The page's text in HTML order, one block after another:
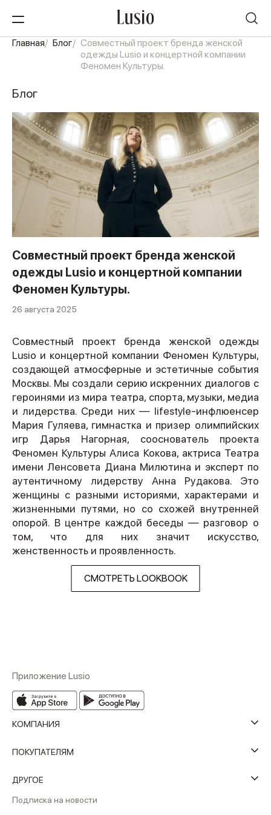
Главная Блог
Совместный проект бренда женской
одежды Lusio и концертной компании
Феномен Культуры.
Блог
Совместный проект бренда женской
одежды Lusio и концертной компании
Феномен Культуры.
26 августа 2025
Совместный проект бренда женской одежды
Lusio и концертной компании Феномен Культуры,
создающей атмосферные и эстетичные события
Москвы. Мы создали серию искренних диалогов с
героинями из мира театра, спорта, музыки, медиа
и лидерства. Среди них — lifestyle-инфлюенсер
Мария Гуляева, гимнастка и призер олимпийских
игр Дарья Нагорная, сооснователь проекта
Феномен Культуры Алиса Кокова, актриса Театра
имени Ленсовета Диана Милютина и эксперт по
аутентичному лидерству Анна Рудакова. Это
женщины с разными историями, характерами и
жизненными путями, но со схожей внутренней
опорой. В центре каждой беседы — разговор о
том, что для них значит искусство,
женственность и проявленность.
СМОТРЕТЬ LOOKBOOK
Приложение Lusio
КОМПАНИЯ
ПОКУПАТЕЛЯМ
ДРУГОЕ
Подписка на новости